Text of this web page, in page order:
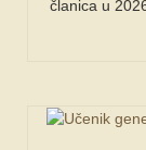
članica u